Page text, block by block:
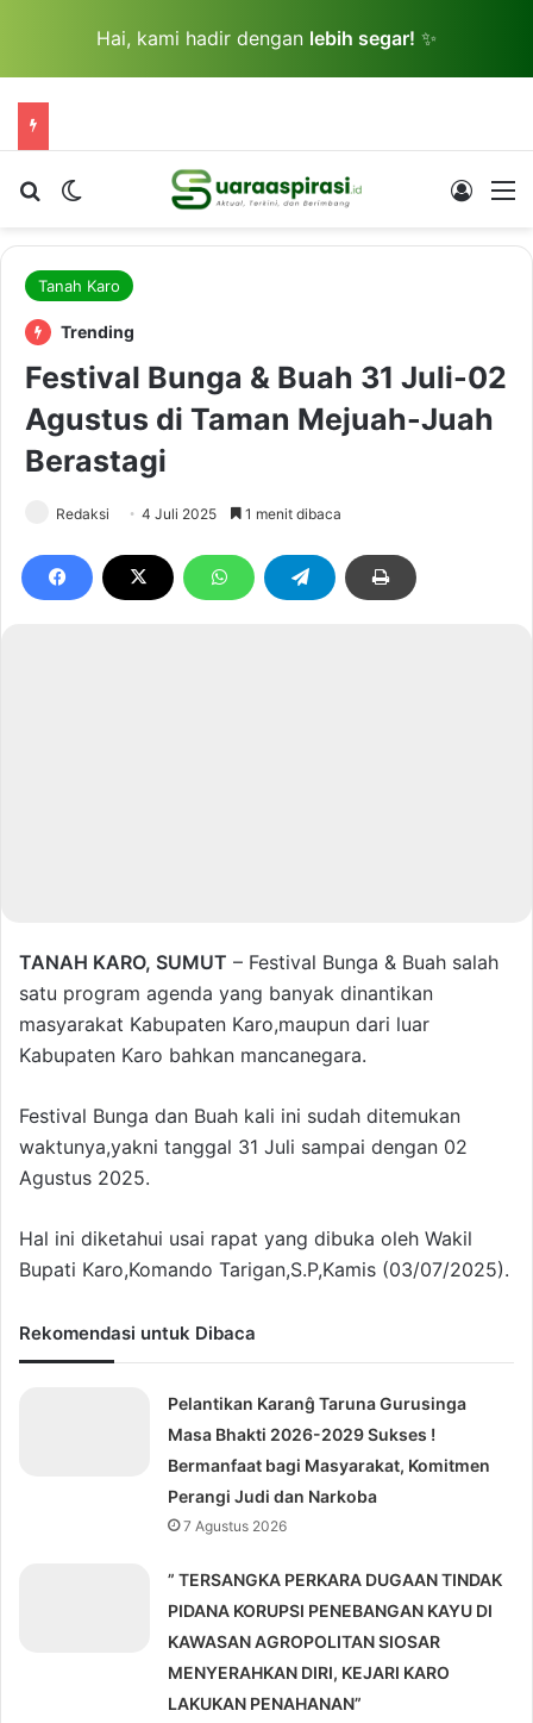
Hai, kami hadir dengan lebih segar! ✨
Cari berita...Switch skin Log In
Tanah Karo
Trending
Festival Bunga & Buah 31 Juli-02
Agustus di Taman Mejuah-Juah
Berastagi
Redaksi 4 Juli 2025 1 menit dibaca
TANAH KARO, SUMUT – Festival Bunga & Buah salah
satu program agenda yang banyak dinantikan
masyarakat Kabupaten Karo,maupun dari luar
Kabupaten Karo bahkan mancanegara.
Festival Bunga dan Buah kali ini sudah ditemukan
waktunya,yakni tanggal 31 Juli sampai dengan 02
Agustus 2025.
Hal ini diketahui usai rapat yang dibuka oleh Wakil
Bupati Karo,Komando Tarigan,S.P,Kamis (03/07/2025).
Rekomendasi untuk Dibaca
Pelantikan Karanĝ Taruna Gurusinga
Masa Bhakti 2026-2029 Sukses !
Bermanfaat bagi Masyarakat, Komitmen
Perangi Judi dan Narkoba
7 Agustus 2026
” TERSANGKA PERKARA DUGAAN TINDAK
PIDANA KORUPSI PENEBANGAN KAYU DI
KAWASAN AGROPOLITAN SIOSAR
MENYERAHKAN DIRI, KEJARI KARO
LAKUKAN PENAHANAN”